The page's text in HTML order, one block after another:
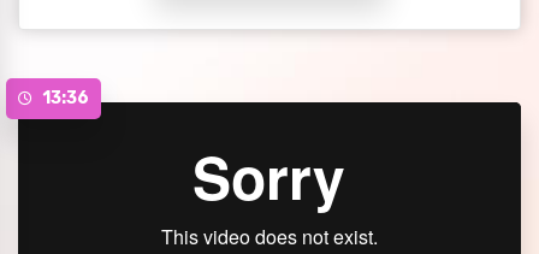
13:36